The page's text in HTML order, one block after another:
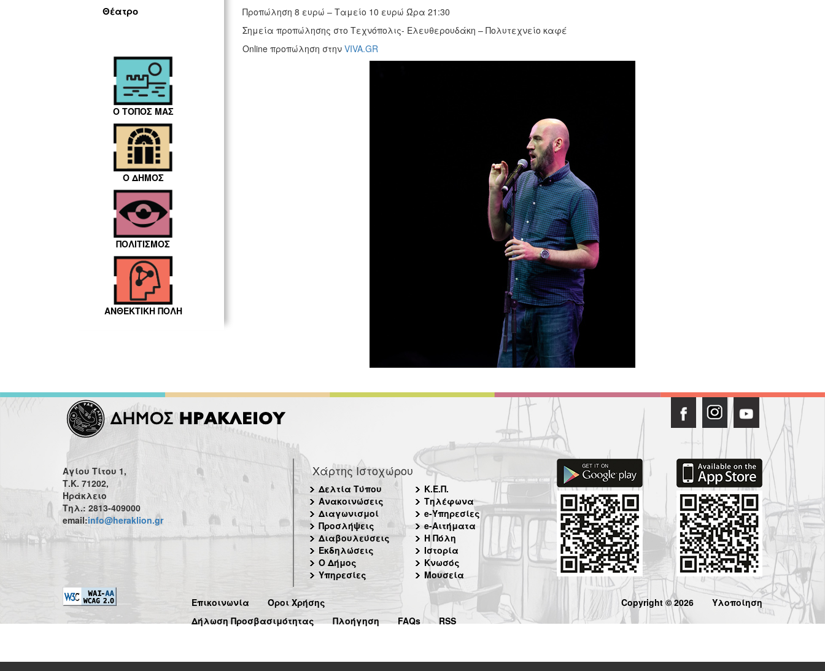
Θέατρο
Ο ΤΟΠΟΣ ΜΑΣ
Ο ΔΗΜΟΣ
ΠΟΛΙΤΙΣΜΟΣ
ΑΝΘΕΚΤΙΚΗ ΠΟΛΗ
Προπώληση 8 ευρώ – Ταμείο 10 ευρώ Ώρα 21:30
Σημεία προπώλησης στο Τεχνόπολις- Ελευθερουδάκη – Πολυτεχνείο καφέ
Online προπώληση στην VIVA.GR
Αγίου Τίτου 1,
Τ.Κ. 71202,
Ηράκλειο
Τηλ.: 2813-409000
email:info@heraklion.gr
Χάρτης Ιστοχώρου
Δελτία Τύπου
Ανακοινώσεις
Διαγωνισμοί
Προσλήψεις
Διαβουλεύσεις
Εκδηλώσεις
Ο Δήμος
Υπηρεσίες
Κ.Ε.Π.
Τηλέφωνα
e-Υπηρεσίες
e-Αιτήματα
Η Πόλη
Ιστορία
Κνωσός
Μουσεία
Επικοινωνία
Όροι Χρήσης
Δήλωση Προσβασιμότητας
Πλοήγηση FAQs RSS
Copyright © 2026 Υλοποίηση